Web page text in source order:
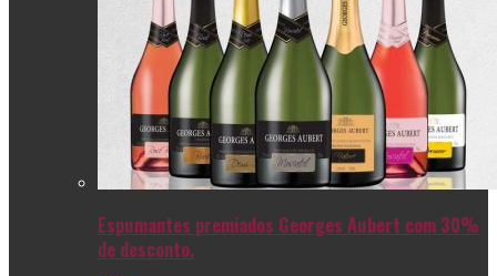
Espumantes premiados Georges Aubert com 30%
de desconto.